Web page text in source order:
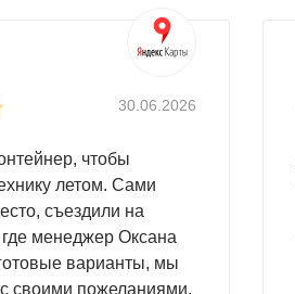
30.06.2026
чтобы
летом. Сами
съездили на
менеджер Оксана
варианты, мы
своими пожеланиями,